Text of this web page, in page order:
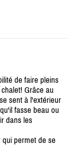
de faire pleins
Grâce au
sent à l'extérieur
fasse beau ou
dans les
permet de se